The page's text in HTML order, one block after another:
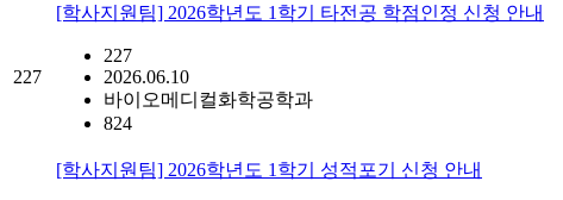
227
[학사지원팀] 2026학년도 1학기 타전공 학점인정 신청 안내
227
2026.06.10
바이오메디컬화학공학과
824
[학사지원팀] 2026학년도 1학기 성적포기 신청 안내